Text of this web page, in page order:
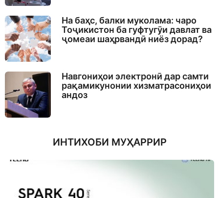
На баҳс, балки муколама: чаро
Тоҷикистон ба гуфтугӯи давлат ва
ҷомеаи шаҳрвандӣ ниёз дорад?
Навгониҳои электронӣ дар самти
рақамикунонии хизматрасониҳои
андоз
ИНТИХОБИ МУҲАРРИР